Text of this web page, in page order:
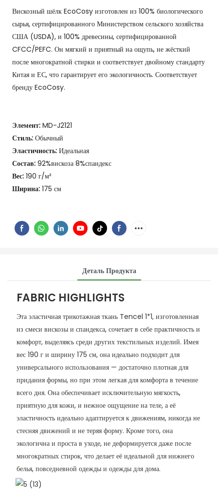
Вискозный шёлк EcoCosy изготовлен из 100% биологического
сырья, сертифицированного Министерством сельского хозяйства
США (USDA), и 100% древесины, сертифицированной
CFCC/PEFC. Он мягкий и приятный на ощупь, не жёсткий
после многократной стирки и соответствует двойному стандарту
Китая и ЕС, что гарантирует его экологичность. Соответствует
бренду EcoCosy.
Элемент: MD-J2121
Стиль: Обычный
Эластичность: Идеальная
Состав: 92%вискоза 8%спандекс
Вес: 190 г/м²
Ширина: 175 см
Деталь Продукта
FABRIC HIGHLIGHTS
Эта эластичная трикотажная ткань Tencel 1*1, изготовленная
из смеси вискозы и спандекса, сочетает в себе практичность и
комфорт, выделяясь среди других текстильных изделий. Имея
вес 190 г и ширину 175 см, она идеально подходит для
универсального использования — достаточно плотная для
придания формы, но при этом легкая для комфорта в течение
всего дня. Она обеспечивает исключительную мягкость,
приятную для кожи, и нежное ощущение на теле, а её
эластичность идеально адаптируется к движениям, никогда не
стесняя движений и не теряя форму. Кроме того, она
экологична и проста в уходе, не деформируется даже после
многократных стирок, что делает её идеальной для нижнего
белья, повседневной одежды и одежды для дома.